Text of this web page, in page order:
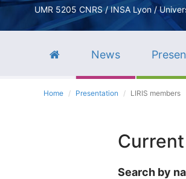
UMR 5205 CNRS / INSA Lyon /
News
Home Presentation LIRIS members
Search by